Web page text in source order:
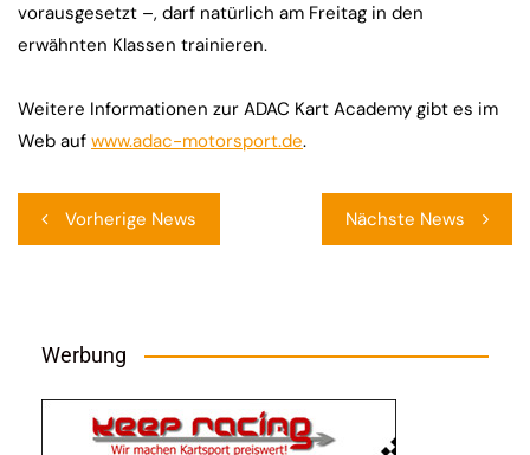
vorausgesetzt –, darf natürlich am Freitag in den
erwähnten Klassen trainieren.
Weitere Informationen zur ADAC Kart Academy gibt es im
Web auf www.adac-motorsport.de.
Vorherige News Nächste News
Werbung